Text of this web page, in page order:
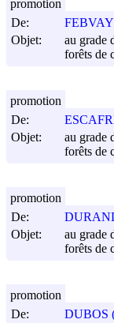
De:
Objet:
au grade
forêts de
promotion
De:
Objet:
au grade
forêts de
promotion
De:
Objet:
au grade
forêts de
promotion
De:
DUBOS
promotion